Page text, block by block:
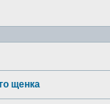
щенка